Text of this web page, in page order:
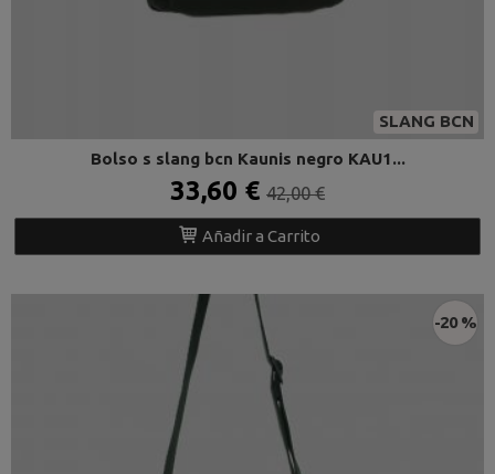
SLANG BCN
Bolso s slang bcn Kaunis negro KAU1...
33,60 € 42,00 €
Añadir a Carrito
-20 %